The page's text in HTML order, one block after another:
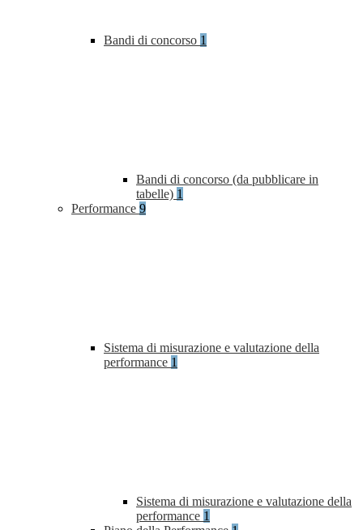
Bandi di concorso 1
Bandi di concorso (da pubblicare in
tabelle) 1
Performance 9
Sistema di misurazione e valutazione della
performance 1
Sistema di misurazione e valutazione della
performance 1